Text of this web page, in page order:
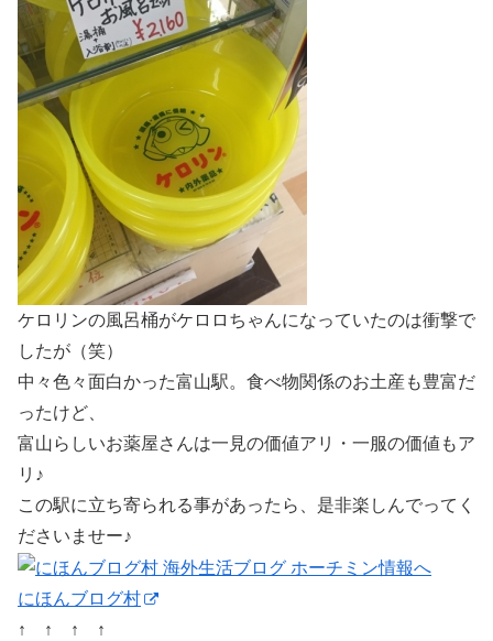
ケロリンの風呂桶がケロロちゃんになっていたのは衝撃で
したが（笑）
中々色々面白かった富山駅。食べ物関係のお土産も豊富だ
ったけど、
富山らしいお薬屋さんは一見の価値アリ・一服の価値もア
リ♪
この駅に立ち寄られる事があったら、是非楽しんでってく
ださいませー♪
にほんブログ村
↑ ↑ ↑ ↑